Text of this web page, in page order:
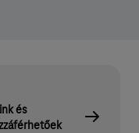
és